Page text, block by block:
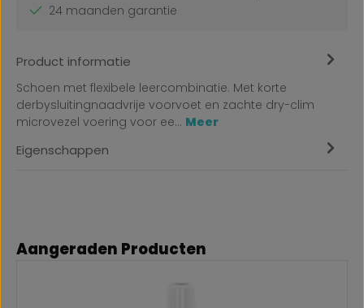
24 maanden garantie
Product informatie
Schoen met flexibele leercombinatie. Met korte
derbysluitingnaadvrije voorvoet en zachte dry-clim
microvezel voering voor ee… Meer
Eigenschappen
Productgalerij overslaan
Aangeraden Producten